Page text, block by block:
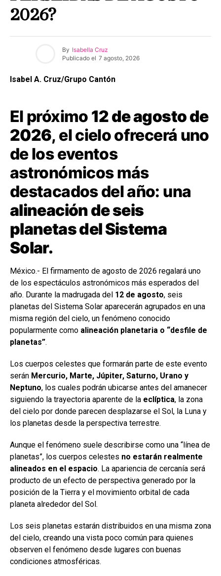
2026?
By Isabella Cruz
Publicado el 7 agosto, 2026
Isabel A. Cruz/Grupo Cantón
El próximo 12 de agosto de
2026, el cielo ofrecerá uno
de los eventos
astronómicos más
destacados del año: una
alineación de seis
planetas del Sistema
Solar.
México.- El firmamento de agosto de 2026 regalará uno
de los espectáculos astronómicos más esperados del
año. Durante la madrugada del 12 de agosto, seis
planetas del Sistema Solar aparecerán agrupados en una
misma región del cielo, un fenómeno conocido
popularmente como alineación planetaria o “desfile de
planetas”.
Los cuerpos celestes que formarán parte de este evento
serán Mercurio, Marte, Júpiter, Saturno, Urano y
Neptuno, los cuales podrán ubicarse antes del amanecer
siguiendo la trayectoria aparente de la eclíptica, la zona
del cielo por donde parecen desplazarse el Sol, la Luna y
los planetas desde la perspectiva terrestre.
Aunque el fenómeno suele describirse como una “línea de
planetas”, los cuerpos celestes no estarán realmente
alineados en el espacio. La apariencia de cercanía será
producto de un efecto de perspectiva generado por la
posición de la Tierra y el movimiento orbital de cada
planeta alrededor del Sol.
Los seis planetas estarán distribuidos en una misma zona
del cielo, creando una vista poco común para quienes
observen el fenómeno desde lugares con buenas
condiciones atmosféricas.